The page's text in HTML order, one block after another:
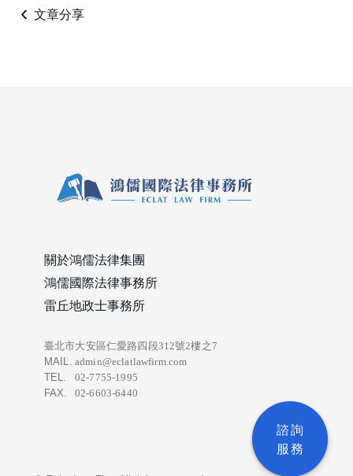
‹ 文章分享
關於鴻儒法律集團
鴻儒國際法律事務所
雷丘地政士事務所
臺北市大安區仁愛路四段312號2樓之7
MAIL. admin@eclatlawfirm.com
TEL.
02-7755-1995
FAX.
02-6603-6440
諮詢
服務